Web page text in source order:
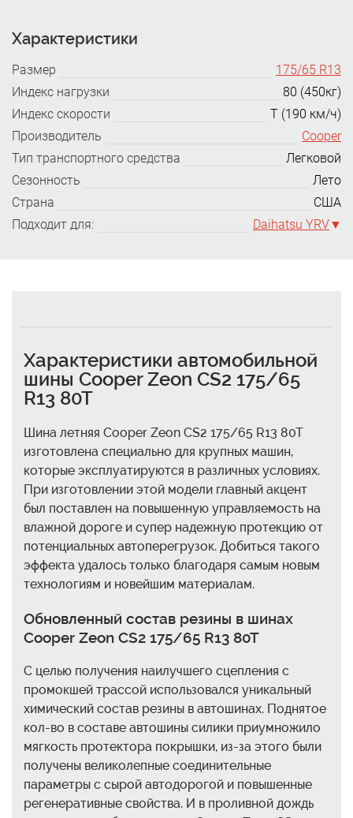
Характеристики
Размер
175/65 R13
Индекс нагрузки
80 (450кг)
Индекс скорости
T (190 км/ч)
Производитель
Cooper
Тип транспортного средства
Легковой
Сезонность
Лето
Страна
США
Подходит для:
Daihatsu YRV
Характеристики автомобильной
шины Cooper Zeon CS2 175/65
R13 80T
Шина летняя Cooper Zeon CS2 175/65 R13 80T
изготовлена специально для крупных машин,
которые эксплуатируются в различных условиях.
При изготовлении этой модели главный акцент
был поставлен на повышенную управляемость на
влажной дороге и супер надежную протекцию от
потенциальных автоперегрузок. Добиться такого
эффекта удалось только благодаря самым новым
технологиям и новейшим материалам.
Обновленный состав резины в шинах
Cooper Zeon CS2 175/65 R13 80T
С целью получения наилучшего сцепления с
промокшей трассой использовался уникальный
химический состав резины в автошинах. Поднятое
кол-во в составе автошины силики приумножило
мягкость протектора покрышки, из-за этого были
получены великолепные соединительные
параметры с сырой автодорогой и повышенные
регенеративные свойства. И в проливной дождь